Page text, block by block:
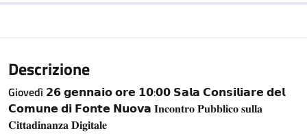
Descrizione
Giovedì 𝟮𝟲 𝗴𝗲𝗻𝗻𝗮𝗶𝗼 𝗼𝗿𝗲 𝟭𝟬:𝟬𝟬 𝗦𝗮𝗹𝗮 𝗖𝗼𝗻𝘀𝗶𝗹𝗶𝗮𝗿𝗲 𝗱𝗲𝗹
𝗖𝗼𝗺𝘂𝗻𝗲 𝗱𝗶 𝗙𝗼𝗻𝘁𝗲 𝗡𝘂𝗼𝘃𝗮 𝐈𝐧𝐜𝐨𝐧𝐭𝐫𝐨 𝐏𝐮𝐛𝐛𝐥𝐢𝐜𝐨 𝐬𝐮𝐥𝐥𝐚
𝐂𝐢𝐭𝐭𝐚𝐝𝐢𝐧𝐚𝐧𝐳𝐚 𝐃𝐢𝐠𝐢𝐭𝐚𝐥𝐞